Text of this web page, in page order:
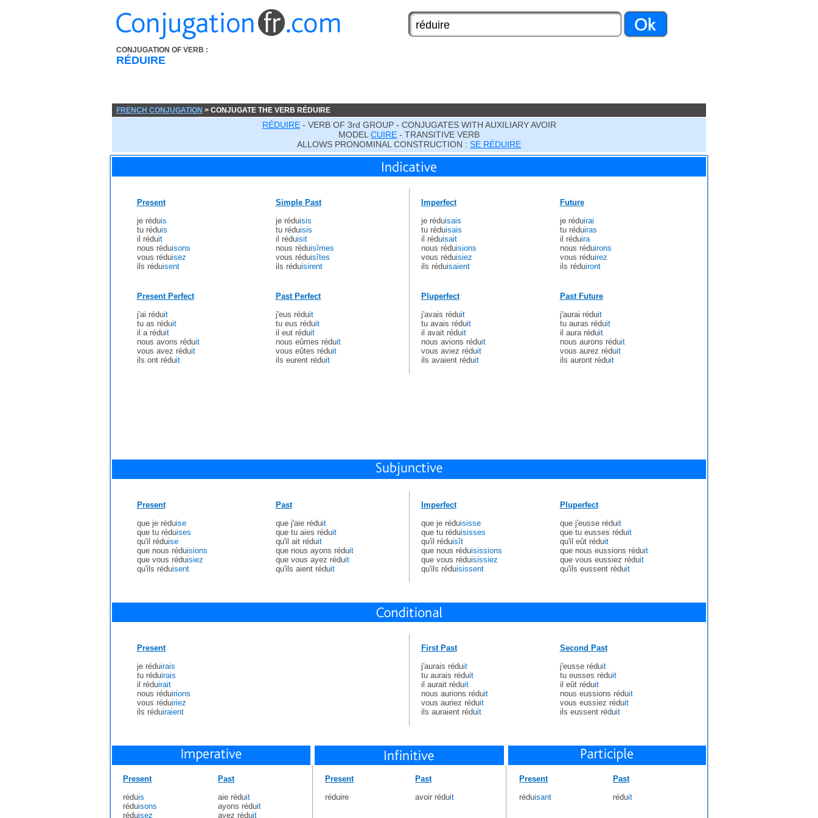
CONJUGATION OF VERB :
RÉDUIRE
FRENCH CONJUGATION > CONJUGATE THE VERB RÉDUIRE
RÉDUIRE- VERB OF 3rd GROUP - CONJUGATES WITH AUXILIARY AVOIR
MODEL CUIRE - TRANSITIVE VERB
ALLOWS PRONOMINAL CONSTRUCTION : SE RÉDUIRE
Present
je réduis
tu réduis
il réduit
nous réduisons
vous réduisez
ils réduisent
Simple Past
je réduisis
tu réduisis
il réduisit
nous réduisîmes
vous réduisîtes
ils réduisirent
Present Perfect
j'ai réduit
tu as réduit
il a réduit
nous avons réduit
vous avez réduit
ils ont réduit
Past Perfect
j'eus réduit
tu eus réduit
il eut réduit
nous eûmes réduit
vous eûtes réduit
ils eurent réduit
Imperfect
je réduisais
tu réduisais
il réduisait
nous réduisions
vous réduisiez
ils réduisaient
Future
je réduirai
tu réduiras
il réduira
nous réduirons
vous réduirez
ils réduiront
Pluperfect
j'avais réduit
tu avais réduit
il avait réduit
nous avions réduit
vous aviez réduit
ils avaient réduit
Past Future
j'aurai réduit
tu auras réduit
il aura réduit
nous aurons réduit
vous aurez réduit
ils auront réduit
Present
que je réduise
que tu réduises
qu'il réduise
que nous réduisions
que vous réduisiez
qu'ils réduisent
Past
que j'aie réduit
que tu aies réduit
qu'il ait réduit
que nous ayons réduit
que vous ayez réduit
qu'ils aient réduit
Imperfect
que je réduisisse
que tu réduisisses
qu'il réduisît
que nous réduisissions
que vous réduisissiez
qu'ils réduisissent
Pluperfect
que j'eusse réduit
que tu eusses réduit
qu'il eût réduit
que nous eussions réduit
que vous eussiez réduit
qu'ils eussent réduit
Present
je réduirais
tu réduirais
il réduirait
nous réduirions
vous réduiriez
ils réduiraient
First Past
j'aurais réduit
tu aurais réduit
il aurait réduit
nous aurions réduit
vous auriez réduit
ils auraient réduit
Second Past
j'eusse réduit
tu eusses réduit
il eût réduit
nous eussions réduit
vous eussiez réduit
ils eussent réduit
Present
réduis
réduisons
réduisez
Past
aie réduit
ayons réduit
ayez réduit
Present
réduire
Past
avoir réduit
Present
réduisant
Past
réduit